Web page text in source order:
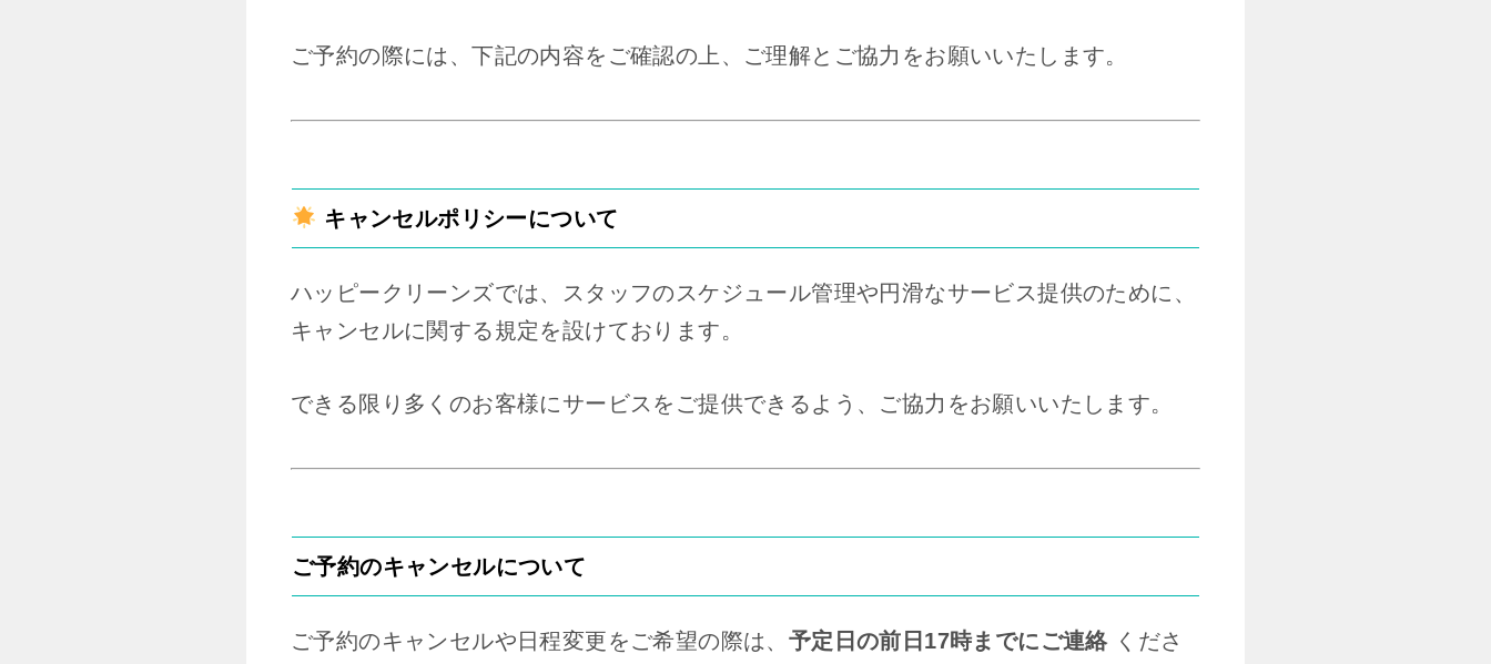
ご予約の際には、下記の内容をご確認の上、ご理解とご協力をお願いいたします。
キャンセルポリシーについて
ハッピークリーンズでは、スタッフのスケジュール管理や円滑なサービス提供のために、
キャンセルに関する規定を設けております。
できる限り多くのお客様にサービスをご提供できるよう、ご協力をお願いいたします。
ご予約のキャンセルについて
ご予約のキャンセルや日程変更をご希望の際は、 予定日の前日17時までにご連絡くださ